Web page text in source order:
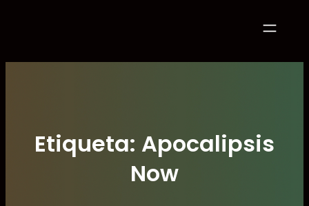
Etiqueta: Apocalipsis
Now